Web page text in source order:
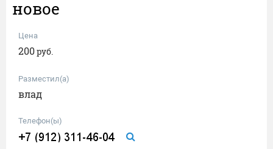
новое
Цена
200руб.
Разместил(а)
влад
Телефон(ы)